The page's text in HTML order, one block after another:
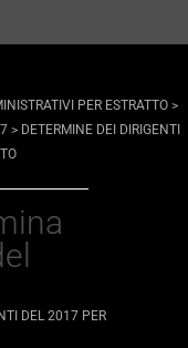
PER ESTRATTO >
> DETERMINE DEI DIRIGENTI
DEL 2017 PER